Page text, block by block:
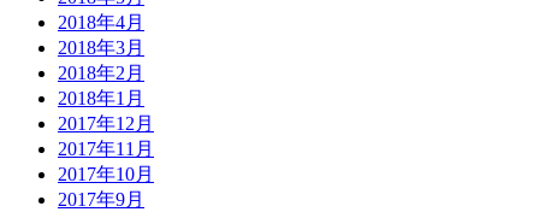
2018年4月
2018年3月
2018年2月
2018年1月
2017年12月
2017年11月
2017年10月
2017年9月